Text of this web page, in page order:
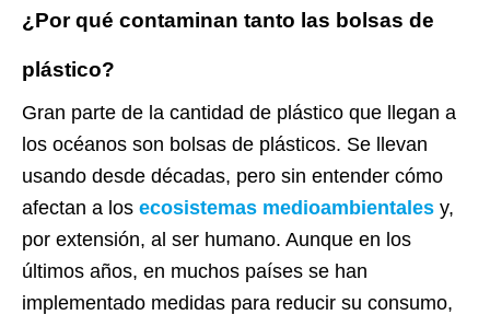
¿Por qué contaminan tanto las bolsas de
plástico?
Gran parte de la cantidad de plástico que llegan a
los océanos son bolsas de plásticos. Se llevan
usando desde décadas, pero sin entender cómo
afectan a los ecosistemas medioambientales y,
por extensión, al ser humano. Aunque en los
últimos años, en muchos países se han
implementado medidas para reducir su consumo,